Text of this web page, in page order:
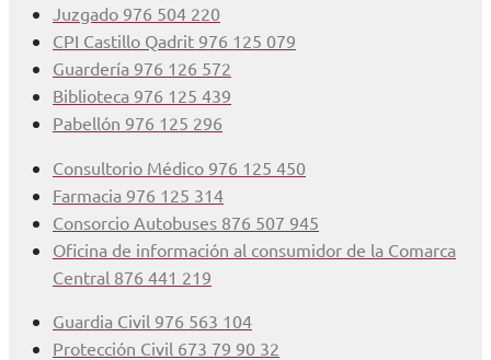
Juzgado 976 504 220
CPI Castillo Qadrit 976 125 079
Guardería 976 126 572
Biblioteca 976 125 439
Pabellón 976 125 296
Consultorio Médico 976 125 450
Farmacia 976 125 314
Consorcio Autobuses 876 507 945
Oficina de información al consumidor de la Comarca
Central 876 441 219
Guardia Civil 976 563 104
Protección Civil 673 79 90 32